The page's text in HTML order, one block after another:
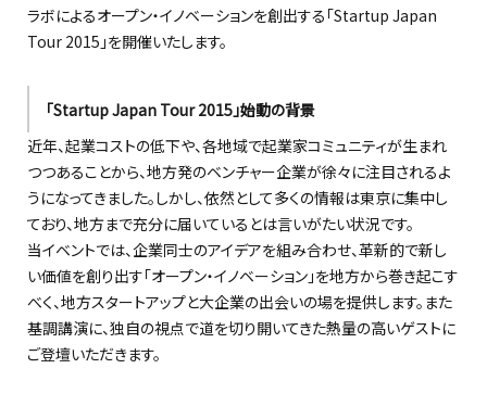
ラボによるオープン・イノベーションを創出する「Startup Japan
Tour 2015」を開催いたします。
「Startup Japan Tour 2015」始動の背景
近年、起業コストの低下や、各地域で起業家コミュニティが生まれ
つつあることから、地方発のベンチャー企業が徐々に注目されるよ
うになってきました。しかし、依然として多くの情報は東京に集中し
ており、地方まで充分に届いているとは言いがたい状況です。
当イベントでは、企業同士のアイデアを組み合わせ、革新的で新し
い価値を創り出す「オープン・イノベーション」を地方から巻き起こす
べく、地方スタートアップと大企業の出会いの場を提供します。また
基調講演に、独自の視点で道を切り開いてきた熱量の高いゲストに
ご登壇いただきます。